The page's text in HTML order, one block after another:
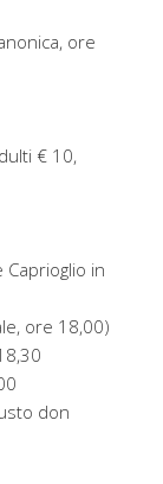
ore
€ 10,
in
ore 18,00)
don